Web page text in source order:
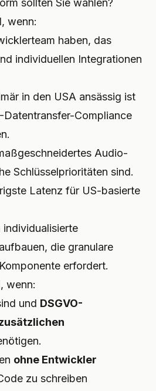
sollten Sie wählen?
wenn:
haben, das
individuellen Integrationen
in den USA ansässig ist
Datentransfer-Compliance
Audio-
Schlüsselprioritäten sind.
Latenz für US-basierte
individualisierte
die granulare
erfordert.
wenn:
und DSGVO-
ohne Entwickler
zu schreiben